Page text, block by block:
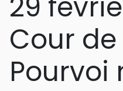
Cour
Pourvoi